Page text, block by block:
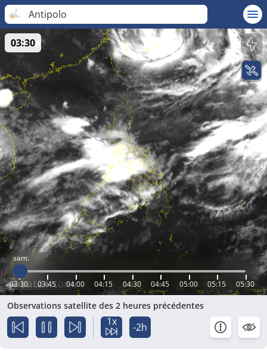
Antipolo
sam.
03:30 03:45 04:00 04:15 04:30 04:45 05:00 05:15 05:30
03:30
Observations satellite des 2 heures précédentes
1x -2h